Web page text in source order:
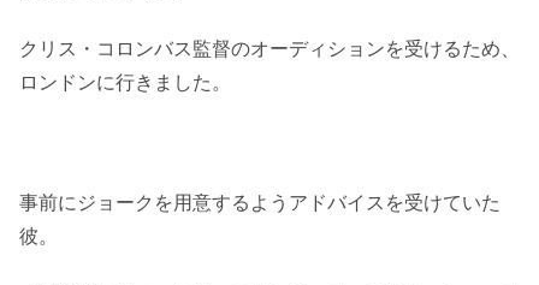
クリス・コロンバス監督のオーディションを受けるため、
ロンドンに行きました。
事前にジョークを用意するようアドバイスを受けていた
彼。